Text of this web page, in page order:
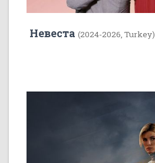
Невеста (2024-2026, Turkey)